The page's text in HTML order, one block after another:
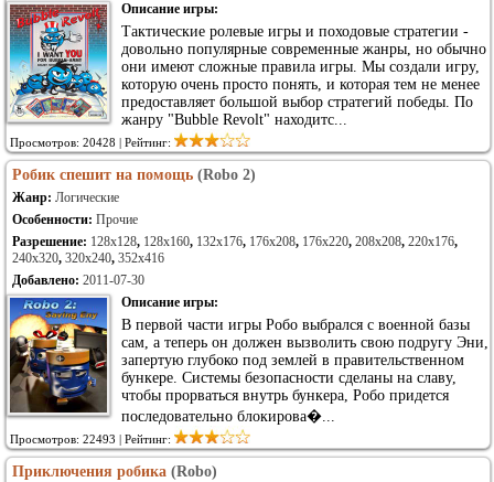
Описание игры:
Тактические ролевые игры и походовые стратегии -
довольно популярные современные жанры, но обычно
они имеют сложные правила игры. Мы создали игру,
которую очень просто понять, и которая тем не менее
предоставляет большой выбор стратегий победы. По
жанру "Bubble Revolt" находитс...
Просмотров: 20428 | Рейтинг:
Робик спешит на помощь (Robo 2)
Жанр: Логические
Особенности: Прочие
Разрешение: 128x128, 128x160, 132x176, 176x208, 176x220, 208x208, 220x176,
240x320, 320x240, 352x416
Добавлено: 2011-07-30
Описание игры:
В первой части игры Робо выбрался с военной базы
сам, а теперь он должен вызволить свою подругу Эни,
запертую глубоко под землей в правительственном
бункере. Системы безопасности сделаны на славу,
чтобы прорваться внутрь бункера, Робо придется
последовательно блокирова�...
Просмотров: 22493 | Рейтинг:
Приключения робика (Robo)